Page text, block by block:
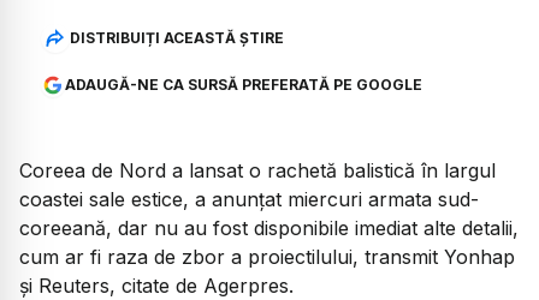
DISTRIBUIȚI ACEASTĂ ȘTIRE
ADAUGĂ-NE CA SURSĂ PREFERATĂ PE GOOGLE
Coreea de Nord a lansat o rachetă balistică în largul
coastei sale estice, a anunţat miercuri armata sud-
coreeană, dar nu au fost disponibile imediat alte detalii,
cum ar fi raza de zbor a proiectilului, transmit Yonhap
şi Reuters, citate de Agerpres.